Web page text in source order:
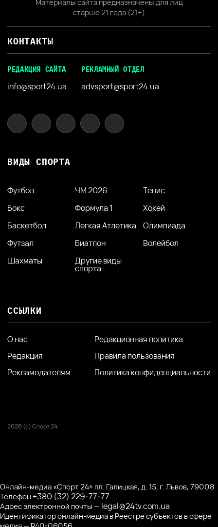
старше 21 года (21+)
КОНТАКТЫ
РЕДАКЦИЯ САЙТА
info@sport24.ua
РЕКЛАМНЫЙ ОТДЕЛ
advsport@sport24.ua
ВИДЫ СПОРТА
Футбол ЧМ 2026
Тенис
Бокс
Формула 1
Хокей
Баскетбол
Легкая Атлетика
Олимпиада
Футзал
Биатлон
Волейбол
Шахматы
Другие виды
спорта
ССЫЛКИ
О нас
Редакция
Рекламодателям
Редакционная политика
Правила пользования
Политика конфиденциальности
2026 (с) Спорт 24
Онлайн-медиа «Спорт 24» пл. Галицкая, д. 15, г. Львов, 79008
Телефон +380 (32) 229-77-77
Адрес электронной почты — legal@24tv.com.ua
Идентификатор онлайн-медиа в Реестре субъектов в сфере